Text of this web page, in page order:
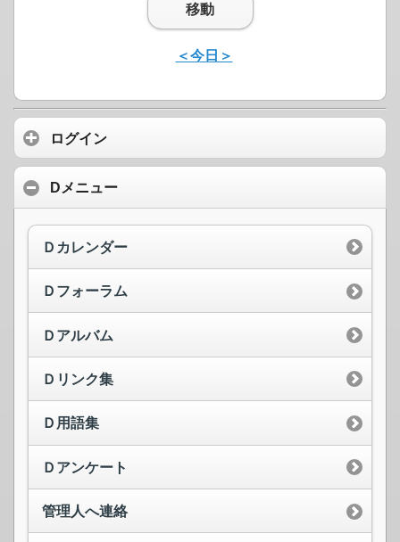
移動
＜今日＞
ログイン
Dメニュー
Ｄカレンダー
Ｄフォーラム
Ｄアルバム
Ｄリンク集
Ｄ用語集
Ｄアンケート
管理人へ連絡